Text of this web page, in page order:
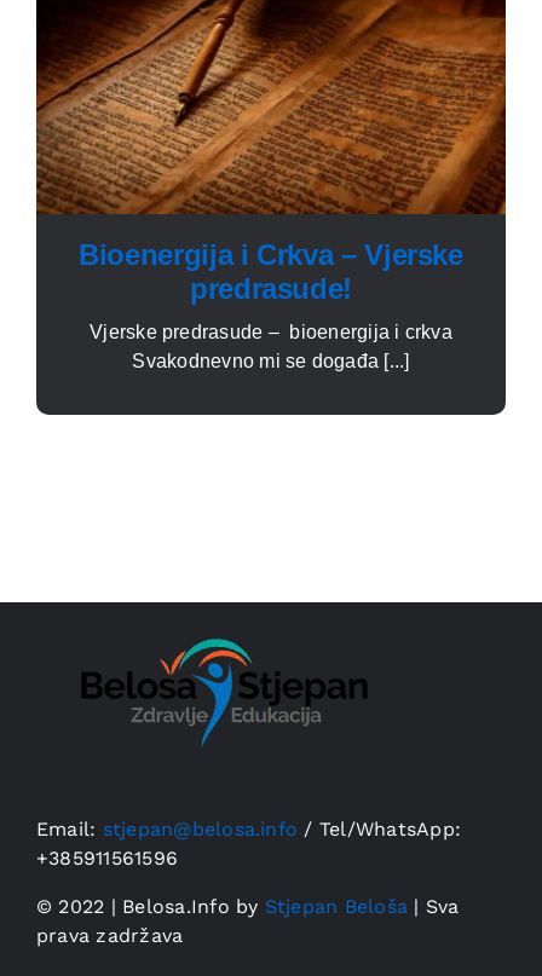
Bioenergija i Crkva – Vjerske
predrasude!
Vjerske predrasude – bioenergija i crkva
Svakodnevno mi se događa [...]
Email: stjepan@belosa.info / Tel/WhatsApp:
+385911561596
© 2022 | Belosa.Info by Stjepan Beloša | Sva
prava zadržava